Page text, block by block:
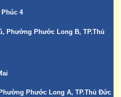
4
Phường Phước Long B, TP.Thủ
Phước Long A, TP.Thủ Đức